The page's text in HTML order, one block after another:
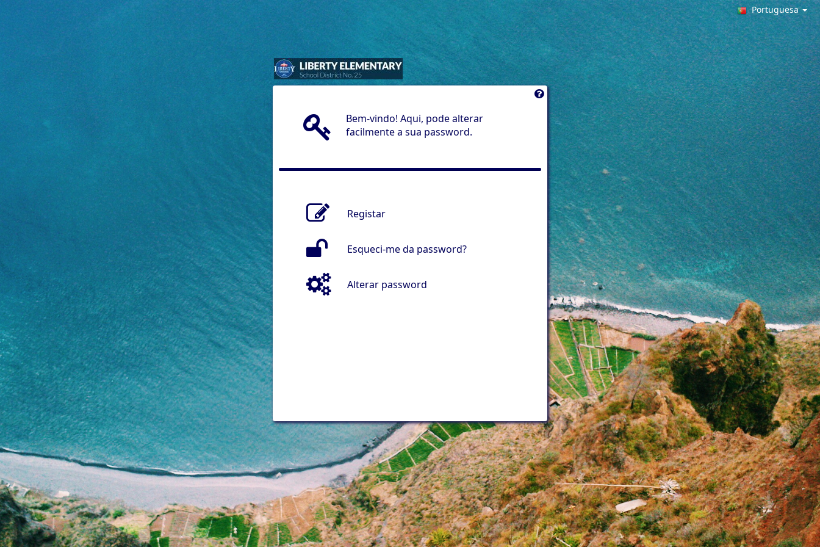
Portuguesa
Bem-vindo! Aqui, pode alterar
facilmente a sua password.
Registar
Esqueci-me da password?
Alterar password